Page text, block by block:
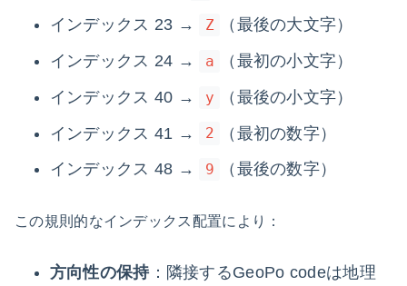
インデックス 23 →
Z
（最後の大文字）
インデックス 24 →
a
（最初の小文字）
インデックス 40 →
y
（最後の小文字）
インデックス 41 →
2
（最初の数字）
インデックス 48 →
9 （最後の数字）
この規則的なインデックス配置により：
方向性の保持：隣接するGeoPo codeは地理